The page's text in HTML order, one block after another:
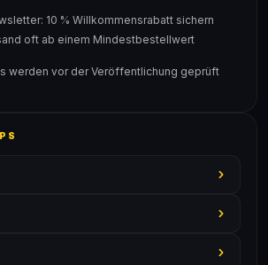
10 % Willkommensrabatt sichern
oft ab einem Mindestbestellwert
werden vor der Veröffentlichung geprüft